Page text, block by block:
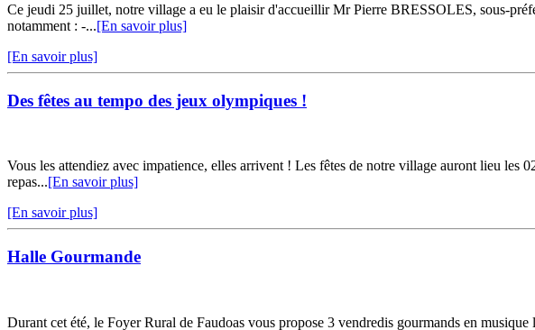
Ce jeudi 25 juillet, notre village a eu le plaisir d'accueillir Mr Pierre BRESSOLES, sous-
notamment : -...[En savoir plus]
[En savoir plus]
Des fêtes au tempo des jeux olympiques !
Vous les attendiez avec impatience, elles arrivent ! Les fêtes de notre village auront lieu les
repas...[En savoir plus]
[En savoir plus]
Halle Gourmande
Durant cet été, le Foyer Rural de Faudoas vous propose 3 vendredis gourmands en